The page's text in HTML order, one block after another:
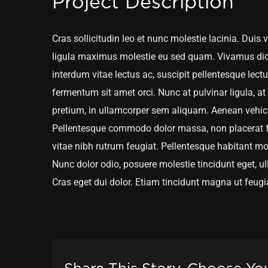
Cras sollicitudin leo et nunc molestie lacinia. Duis
ligula maximus molestie eu sed quam. Vivamus
interdum vitae lectus ac, suscipit pellentesque
fermentum sit amet orci. Nunc at pulvinar ligula,
pretium, in ullamcorper sem aliquam. Aenean
Pellentesque commodo dolor massa, non
vitae nibh rutrum feugiat. Pellentesque habitant
Nunc dolor odio, posuere molestie tincidunt eget,
Cras eget dui dolor. Etiam tincidunt magna ut